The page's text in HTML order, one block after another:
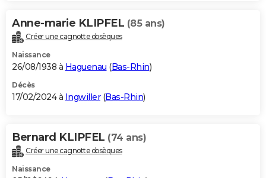
Anne-marie KLIPFEL (85 ans)
Créer une cagnotte obsèques
Naissance
26/08/1938 à Haguenau (Bas-Rhin)
Décès
17/02/2024 à Ingwiller(Bas-Rhin)
Bernard KLIPFEL (74 ans)
Créer une cagnotte obsèques
Naissance